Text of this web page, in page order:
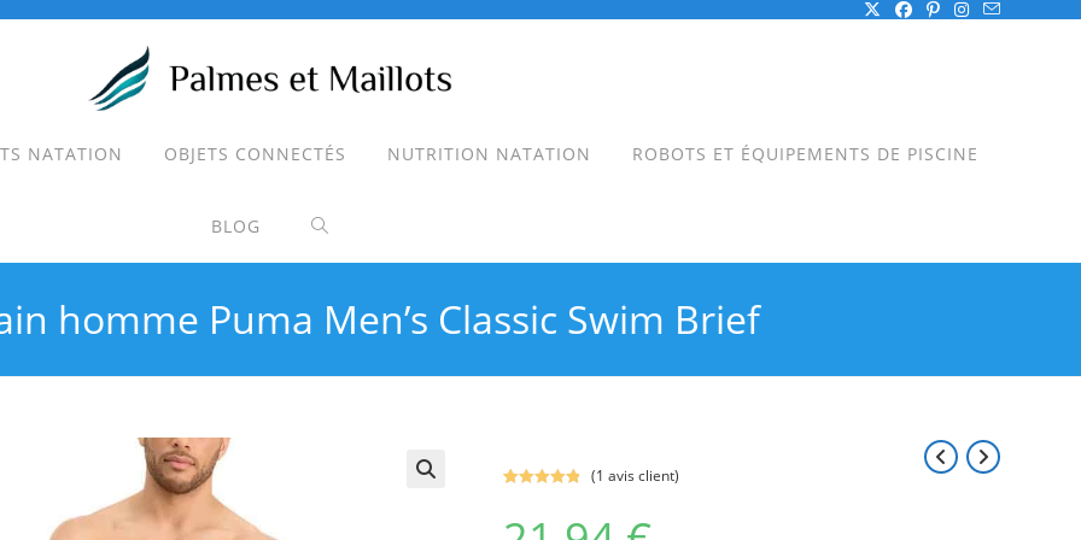
NATATION OBJETS CONNECTÉS NUTRITION NATATION ROBOTS ET ÉQUIPEMENTS DE PISCINE
BLOG TOGGLE
homme Puma Men’s Classic Swim Brief
sur 5
(1 avis client)